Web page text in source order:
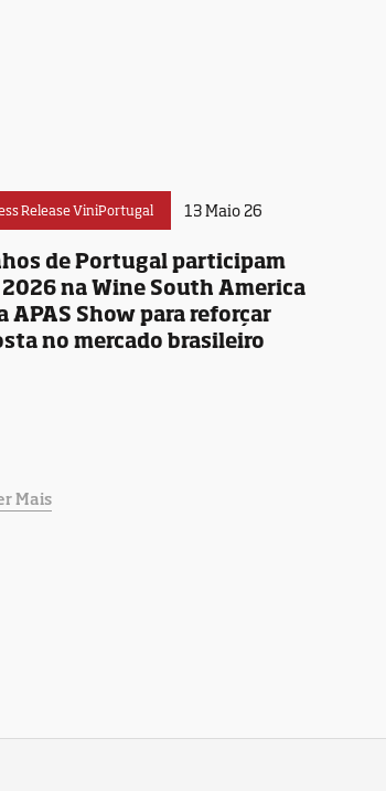
Release ViniPortugal 13 Maio 26
de Portugal participam
na Wine South America
APAS Show para reforçar
no mercado brasileiro
Mais